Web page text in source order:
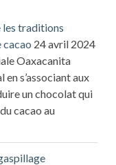
traditions
cacao 24 avril 2024
Oaxacanita
s’associant aux
un chocolat qui
cacao au